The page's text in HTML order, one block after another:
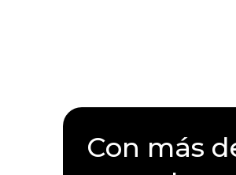
Con más